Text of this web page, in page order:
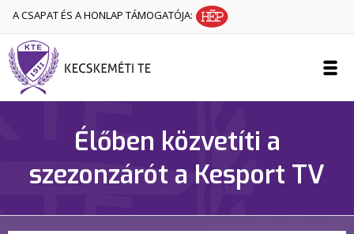
A CSAPAT ÉS A HONLAP TÁMOGATÓJA:
Élőben közvetíti a
szezonzárót a Kesport TV